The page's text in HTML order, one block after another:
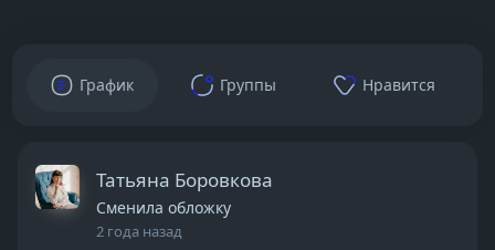
График Группы Нравится
Татьяна Боровкова
Сменила обложку
2 года назад